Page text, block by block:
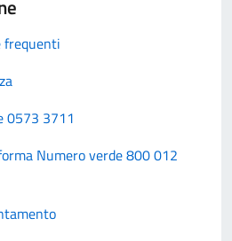
frequenti
0573 3711
Numero verde 800 012